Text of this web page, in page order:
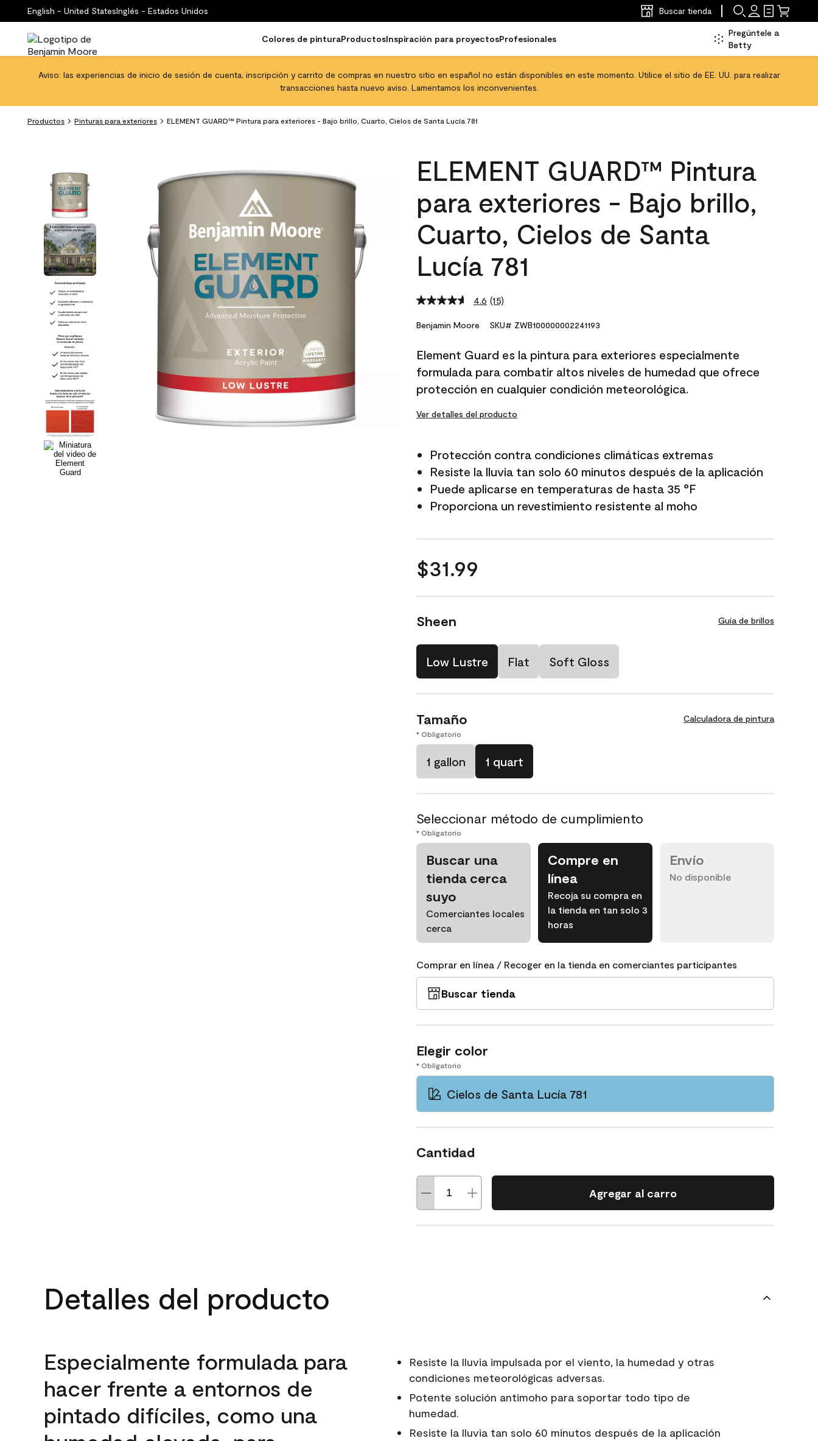
English - United StatesInglés - Estados Unidos Buscar tienda
Colores de pinturaProductosInspiración para proyectosProfesionales
Pregúntele a
Betty
Aviso: las experiencias de inicio de sesión de cuenta, inscripción y carrito de compras en nuestro sitio en español no están disponibles en este momento. Utilice el sitio de EE. UU. para realizar
transacciones hasta nuevo aviso. Lamentamos los inconvenientes.
Productos Pinturas para exteriores ELEMENT GUARD™ Pintura para exteriores - Bajo brillo, Cuarto, Cielos de Santa Lucía 781
ELEMENT GUARD™ Pintura
para exteriores - Bajo brillo,
Cuarto, Cielos de Santa
Lucía 781
4.6 Read
Reviews.
link.
(15)
Benjamin Moore SKU# ZWB100000002241193
Element Guard es la pintura para exteriores especialmente
formulada para combatir altos niveles de humedad que ofrece
protección en cualquier condición meteorológica.
Ver detalles del producto
Protección contra condiciones climáticas extremas
Resiste la lluvia tan solo 60 minutos después de la aplicación
Puede aplicarse en temperaturas de hasta 35 °F
Proporciona un revestimiento resistente al moho
$31.99
Sheen Guía de brillos
Low Lustre Flat Soft Gloss
Tamaño Calculadora de pintura
* Obligatorio
1 gallon 1 quart
Seleccionar método de cumplimiento
* Obligatorio
Buscar una
tienda cerca
suyo
Comerciantes locales
cerca
Compre en
línea
Recoja su compra en
la tienda en tan solo 3
horas
Envío
No disponible
Comprar en línea / Recoger en la tienda en comerciantes participantes
Buscar tienda
Elegir color
* Obligatorio
Cielos de Santa Lucía 781
Cantidad
Agregar al carro
Detalles del producto
Especialmente formulada para
hacer frente a entornos de
pintado difíciles, como una
Resiste la lluvia impulsada por el viento, la humedad y otras
condiciones meteorológicas adversas.
Potente solución antimoho para soportar todo tipo de
humedad.
Resiste la lluvia tan solo 60 minutos después de la aplicación